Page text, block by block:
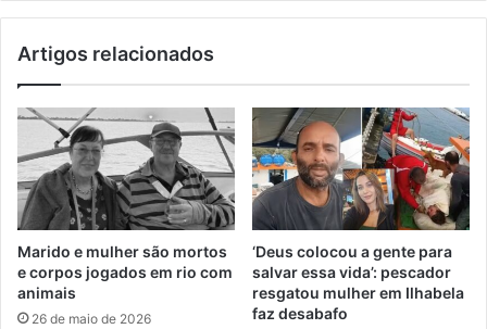
Artigos relacionados
Marido e mulher são mortos
e corpos jogados em rio com
animais
26 de maio de 2026
‘Deus colocou a gente para
salvar essa vida’: pescador
resgatou mulher em Ilhabela
faz desabafo